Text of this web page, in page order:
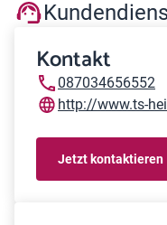
Kontakt
087034656552
http://www.ts-
Jetzt kontaktieren